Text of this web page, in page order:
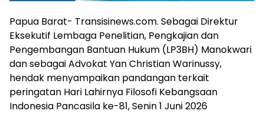
Papua Barat- Transisinews.com. Sebagai Direktur
Eksekutif Lembaga Penelitian, Pengkajian dan
Pengembangan Bantuan Hukum (LP3BH) Manokwari
dan sebagai Advokat Yan Christian Warinussy,
hendak menyampaikan pandangan terkait
peringatan Hari Lahirnya Filosofi Kebangsaan
Indonesia Pancasila ke-81, Senin 1 Juni 2026